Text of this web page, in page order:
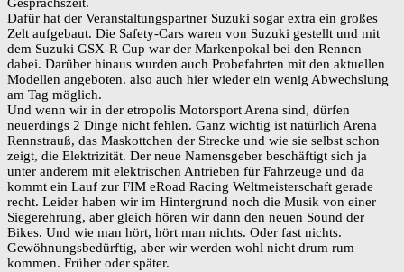
Dafür hat der Veranstaltungspartner Suzuki sogar extra ein großes
Zelt aufgebaut. Die Safety-Cars waren von Suzuki gestellt und mit
dem Suzuki GSX-R Cup war der Markenpokal bei den Rennen
dabei. Darüber hinaus wurden auch Probefahrten mit den aktuellen
Modellen angeboten. also auch hier wieder ein wenig Abwechslung
am Tag möglich.
Und wenn wir in der etropolis Motorsport Arena sind, dürfen
neuerdings 2 Dinge nicht fehlen. Ganz wichtig ist natürlich Arena
Rennstrauß, das Maskottchen der Strecke und wie sie selbst schon
zeigt, die Elektrizität. Der neue Namensgeber beschäftigt sich ja
unter anderem mit elektrischen Antrieben für Fahrzeuge und da
kommt ein Lauf zur FIM eRoad Racing Weltmeisterschaft gerade
recht. Leider haben wir im Hintergrund noch die Musik von einer
Siegerehrung, aber gleich hören wir dann den neuen Sound der
Bikes. Und wie man hört, hört man nichts. Oder fast nichts.
Gewöhnungsbedürftig, aber wir werden wohl nicht drum rum
kommen. Früher oder später.